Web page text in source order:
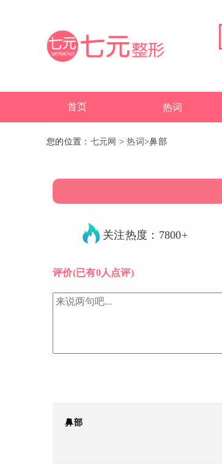
首页 热词
您的位置： 七元网 >热词>鼻部
关注热度：7800+
评价(已有0人点评)
鼻部